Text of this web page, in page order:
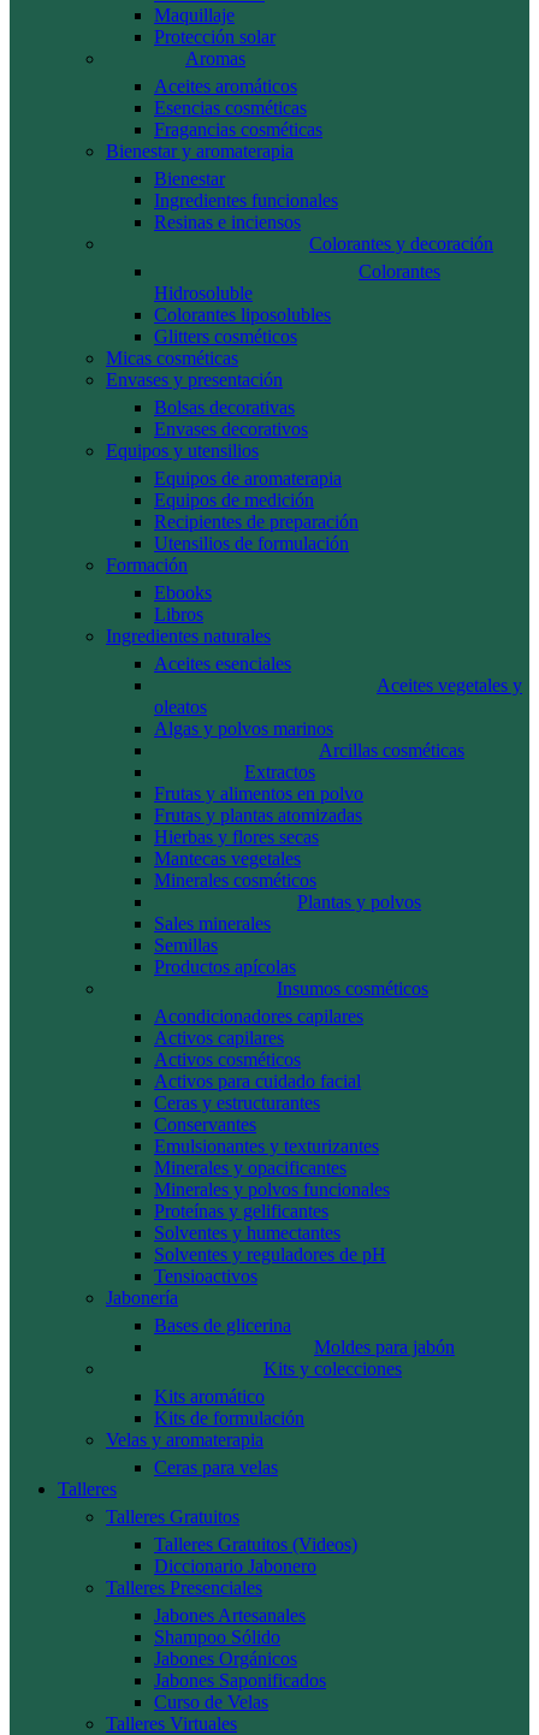
Maquillaje
Protección solar
Aromas
Aceites aromáticos
Esencias cosméticas
Fragancias cosméticas
Bienestar y aromaterapia
Bienestar
Ingredientes funcionales
Resinas e inciensos
Colorantes y decoración
Colorantes
Hidrosoluble
Colorantes liposolubles
Glitters cosméticos
Micas cosméticas
Envases y presentación
Bolsas decorativas
Envases decorativos
Equipos y utensilios
Equipos de aromaterapia
Equipos de medición
Recipientes de preparación
Utensilios de formulación
Formación
Ebooks
Libros
Ingredientes naturales
Aceites esenciales
Aceites vegetales y
oleatos
Algas y polvos marinos
Arcillas cosméticas
Extractos
Frutas y alimentos en polvo
Frutas y plantas atomizadas
Hierbas y flores secas
Mantecas vegetales
Minerales cosméticos
Plantas y polvos
Sales minerales
Semillas
Productos apícolas
Insumos cosméticos
Acondicionadores capilares
Activos capilares
Activos cosméticos
Activos para cuidado facial
Ceras y estructurantes
Conservantes
Emulsionantes y texturizantes
Minerales y opacificantes
Minerales y polvos funcionales
Proteínas y gelificantes
Solventes y humectantes
Solventes y reguladores de pH
Tensioactivos
Jabonería
Bases de glicerina
Moldes para jabón
Kits y colecciones
Kits aromático
Kits de formulación
Velas y aromaterapia
Ceras para velas
Talleres
Talleres Gratuitos
Talleres Gratuitos (Videos)
Diccionario Jabonero
Talleres Presenciales
Jabones Artesanales
Shampoo Sólido
Jabones Orgánicos
Jabones Saponificados
Curso de Velas
Talleres Virtuales